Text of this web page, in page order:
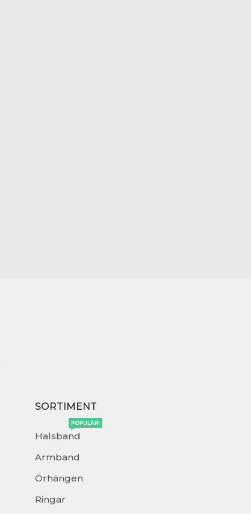
SORTIMENT
Halsband
POPULÄR!
Armband
Örhängen
Ringar